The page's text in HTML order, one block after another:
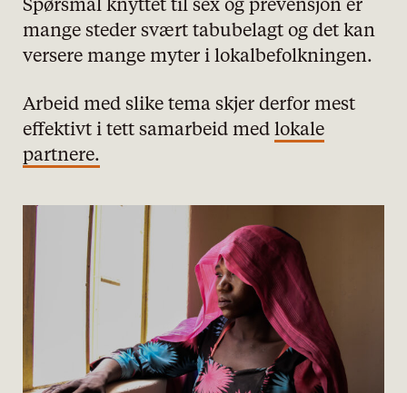
Spørsmål knyttet til sex og prevensjon er
mange steder svært tabubelagt og det kan
versere mange myter i lokalbefolkningen.
Arbeid med slike tema skjer derfor mest
effektivt i tett samarbeid med lokale
partnere.